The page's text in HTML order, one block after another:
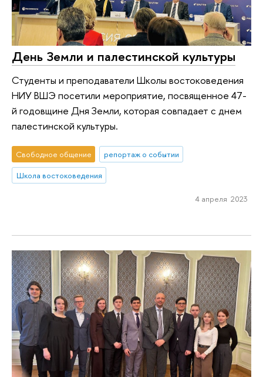
День Земли и палестинской культуры
Студенты и преподаватели Школы востоковедения
НИУ ВШЭ посетили мероприятие, посвященное 47-
й годовщине Дня Земли, которая совпадает с днем
палестинской культуры.
Свободное общение
репортаж о событии
Школа востоковедения
4 апреля 2023